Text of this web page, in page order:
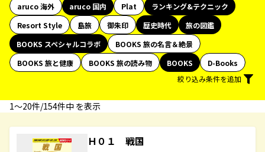
aruco 海外
aruco 国内 Plat
ランキング&テクニック
Resort Style
島旅 御朱印 歴史時代
旅の図鑑
BOOKS スペシャルコラボ
BOOKS 旅の名言＆絶景
BOOKS 旅と健康
BOOKS 旅の読み物 BOOKS
D-Books
絞り込み条件を追加
1〜20件/154件中 を表示
Ｈ０１ 戦国